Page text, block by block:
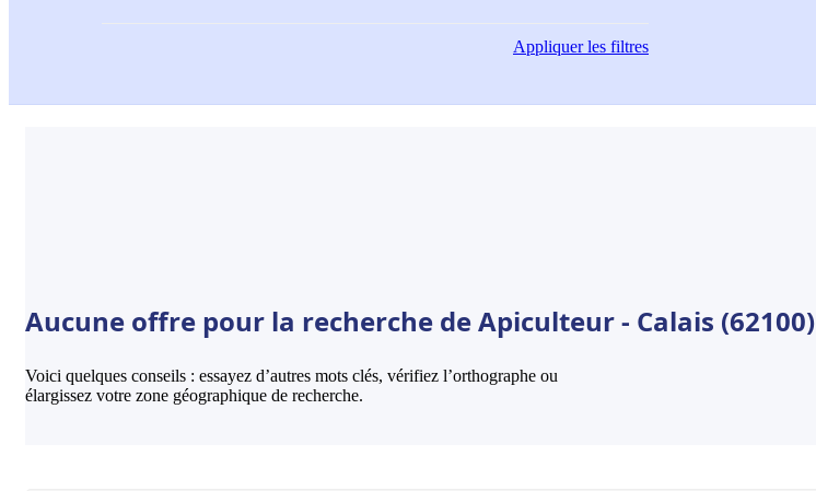
Appliquerles filtres
Aucune offre pour la recherche de Apiculteur - Calais (62100)
Voici quelques conseils : essayez d’autres mots clés, vérifiez l’orthographe ou
élargissez votre zone géographique de recherche.